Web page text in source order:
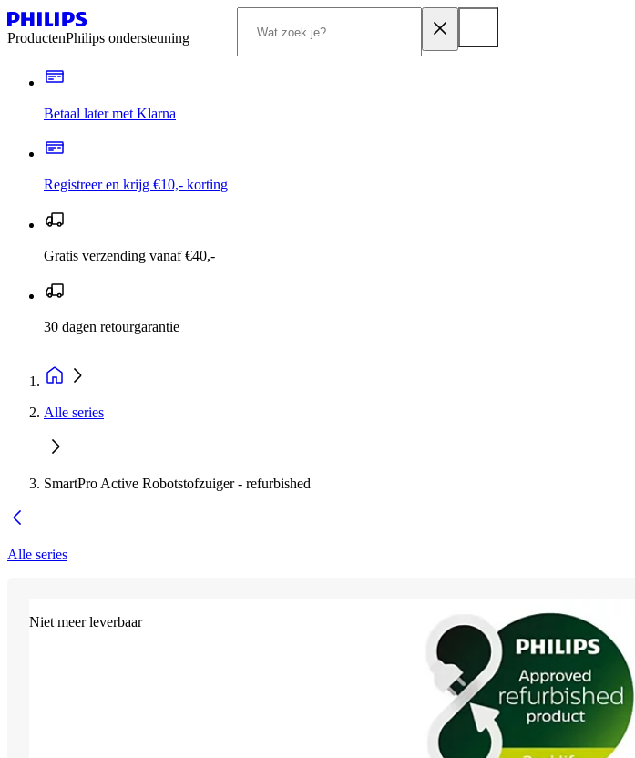
ProductenPhilips ondersteuning
Betaal later met Klarna
Registreer en krijg €10,- korting
Gratis verzending vanaf €40,-
30 dagen retourgarantie
Alle series
SmartPro Active Robotstofzuiger - refurbished
Alle series
Niet meer leverbaar